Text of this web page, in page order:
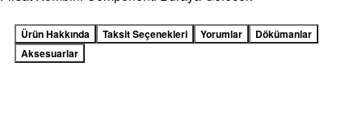
Ürün Hakkında Taksit Seçenekleri Yorumlar
Dökümanlar
Aksesuarlar